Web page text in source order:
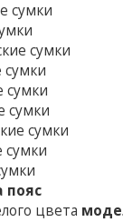
сумки
сумки
сумки
сумки
сумки
сумки
сумки
пояс
цвета